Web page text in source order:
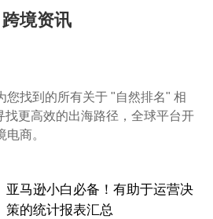
跨境资讯
您找到的所有关于 "自然排名" 相
找更高效的出海路径，全球平台开
商。
亚马逊小白必备！有助于运营决
策的统计报表汇总